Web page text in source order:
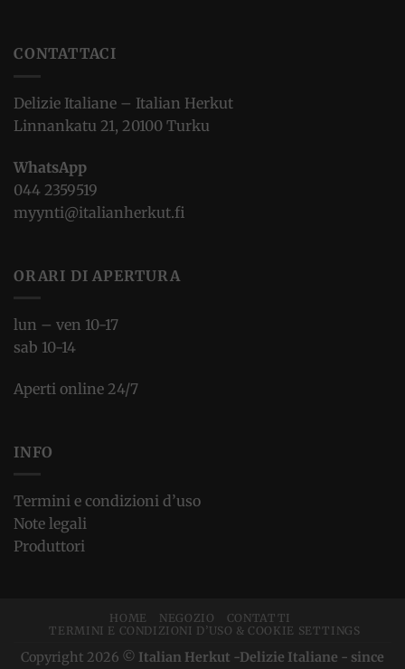
CONTATTACI
Delizie Italiane – Italian Herkut
Linnankatu 21, 20100 Turku
WhatsApp
044 2359519
myynti@italianherkut.fi
ORARI DI APERTURA
lun – ven 10-17
sab 10-14
Aperti online 24/7
INFO
Termini e condizioni d’uso
Note legali
Produttori
HOME NEGOZIO
CONTATTI
TERMINI E CONDIZIONI D’USO & COOKIE SETTINGS
Copyright 2026 © Italian Herkut -Delizie Italiane - since